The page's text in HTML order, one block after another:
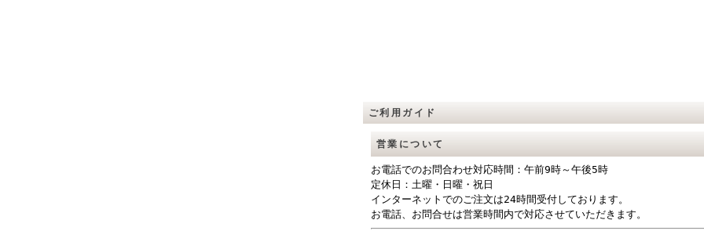
ご利用ガイド
営業について
お電話でのお問合わせ対応時間：午前9時～午後5時
定休日：土曜・日曜・祝日
インターネットでのご注文は24時間受付しております。
お電話、お問合せは営業時間内で対応させていただきます。